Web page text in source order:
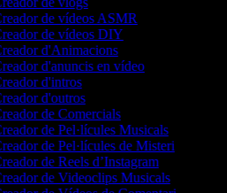
de vídeos ASMR
de vídeos DIY
d'Animacions
d'anuncis en vídeo
d'intros
d'outros
de Comercials
de Pel·lícules Musicals
de Pel·lícules de Misteri
de Reels d’Instagram
de Videoclips Musicals